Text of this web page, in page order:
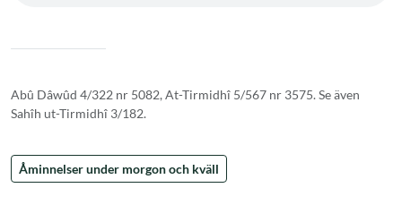
Abû Dâwûd 4/322 nr 5082, At-Tirmidhî 5/567 nr 3575. Se även
Sahîh ut-Tirmidhî 3/182.
Åminnelser under morgon och kväll